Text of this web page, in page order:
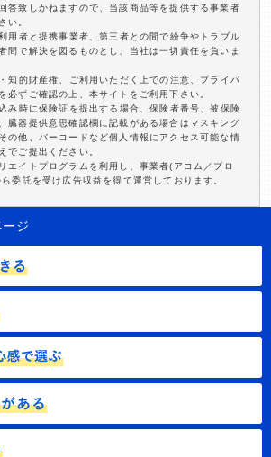
答致しかねますので、当該商品等を提供する事業者
い。
用者と提携事業者、第三者との間で紛争やトラブル
間で解決を図るものとし、当社は一切責任を負いま
知的財産権、ご利用いただく上での注意、プライバ
必ずご確認の上、本サイトをご利用下さい。
み時に保険証を提出する場合、保険者番号、被保険
臓器提供意思確認欄に記載がある場合はマスキング
の他、バーコードなど個人情報にアクセス可能な情
でご提出ください。
エイトプログラムを利用し、事業者(アコム／プロ
委託を受け広告収益を得て運営しております。
ジ